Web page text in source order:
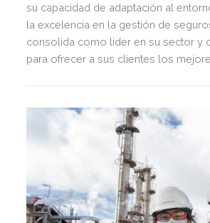
su capacidad de adaptación al
la excelencia en la gestión de
consolida como líder en su sector y
para ofrecer a sus clientes los